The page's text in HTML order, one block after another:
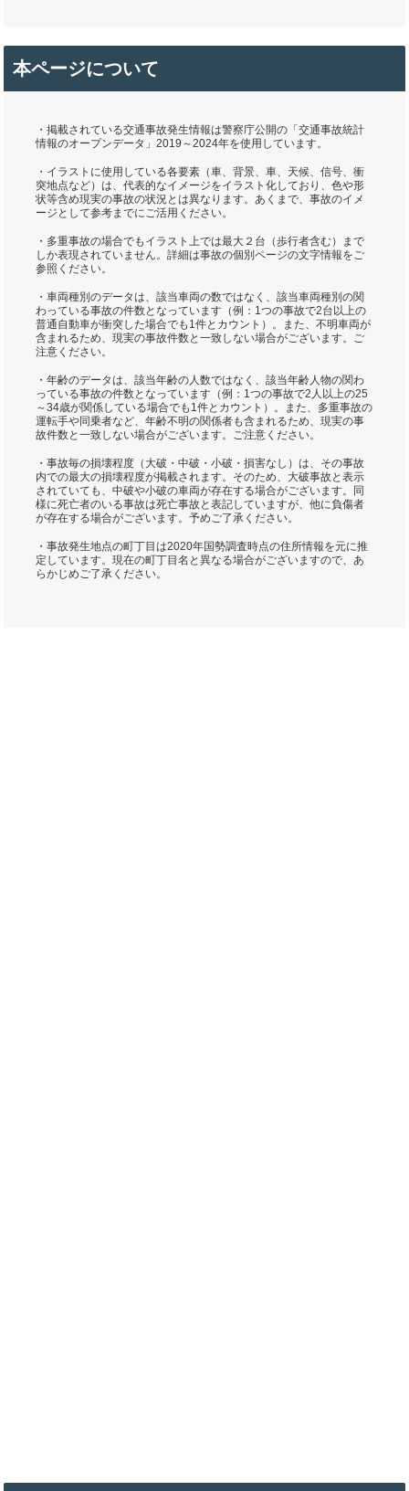
本ページについて
・掲載されている交通事故発生情報は警察庁公開の「交通事故統計
情報のオープンデータ」2019～2024年を使用しています。
・イラストに使用している各要素（車、背景、車、天候、信号、衝
突地点など）は、代表的なイメージをイラスト化しており、色や形
状等含め現実の事故の状況とは異なります。あくまで、事故のイメ
ージとして参考までにご活用ください。
・多重事故の場合でもイラスト上では最大２台（歩行者含む）まで
しか表現されていません。詳細は事故の個別ページの文字情報をご
参照ください。
・車両種別のデータは、該当車両の数ではなく、該当車両種別の関
わっている事故の件数となっています（例：1つの事故で2台以上の
普通自動車が衝突した場合でも1件とカウント）。また、不明車両が
含まれるため、現実の事故件数と一致しない場合がございます。ご
注意ください。
・年齢のデータは、該当年齢の人数ではなく、該当年齢人物の関わ
っている事故の件数となっています（例：1つの事故で2人以上の25
～34歳が関係している場合でも1件とカウント）。また、多重事故の
運転手や同乗者など、年齢不明の関係者も含まれるため、現実の事
故件数と一致しない場合がございます。ご注意ください。
・事故毎の損壊程度（大破・中破・小破・損害なし）は、その事故
内での最大の損壊程度が掲載されます。そのため、大破事故と表示
されていても、中破や小破の車両が存在する場合がございます。同
様に死亡者のいる事故は死亡事故と表記していますが、他に負傷者
が存在する場合がございます。予めご了承ください。
・事故発生地点の町丁目は2020年国勢調査時点の住所情報を元に推
定しています。現在の町丁目名と異なる場合がございますので、あ
らかじめご了承ください。